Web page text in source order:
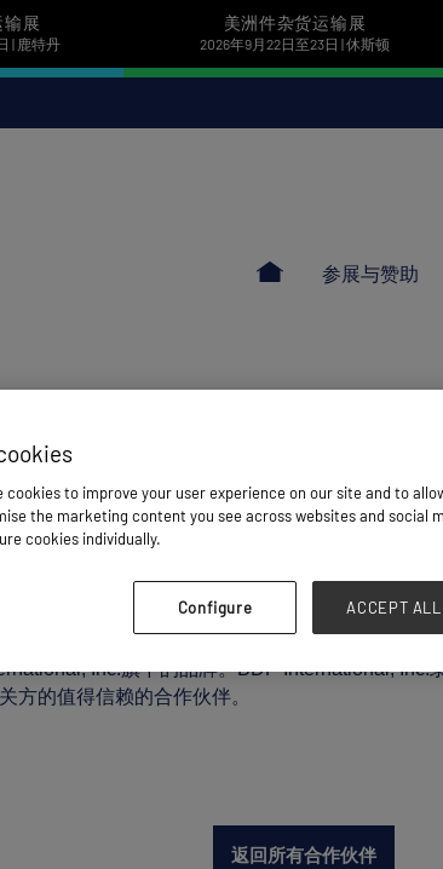
输展
| 鹿特丹
美洲件杂货运输展
2026年9月22日至23日 | 休斯顿
参展与赞助
供应链、运输和物流解决方案的领先提供商。该
四方物流（4PL）解决方案；海运、空运、铁路
和法规合规； 贸易合规、分析与优化解决方案；
链可视化及预测性预计到达时间（ETA）追踪。
Inc.旗下的品牌。BDP International, Inc.
方的值得信赖的合作伙伴。
返回所有合作伙伴
cookies to improve your user experience on our site and to
the marketing content you see across websites and social
cookies individually.
Configure ACCEPT ALL